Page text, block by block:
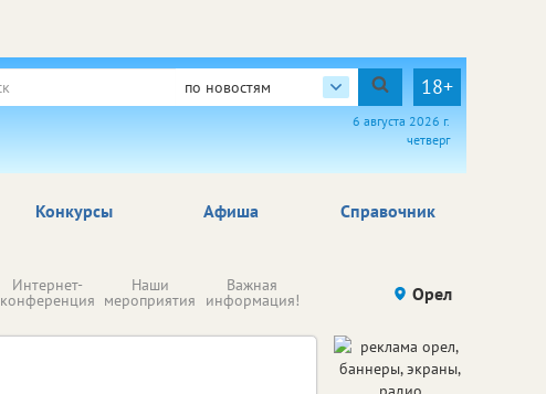
по новостям 18+
6 августа 2026 г.
четверг
Афиша Справочник
Конкурсы
Интернет-
конференция
Наши
мероприятия
Важная
информация! Происшествия Здоровье
Орел